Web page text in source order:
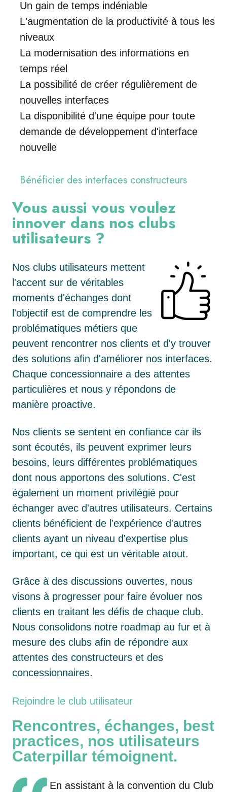
Un gain de temps indéniable
L'augmentation de la productivité à tous les
niveaux
La modernisation des informations en
temps réel
La possibilité de créer régulièrement de
nouvelles interfaces
La disponibilité d'une équipe pour toute
demande de développement d'interface
nouvelle
Bénéficier des interfaces constructeurs
Vous aussi vous voulez
innover dans nos clubs
utilisateurs ?
Nos clubs utilisateurs mettent
l'accent sur de véritables
moments d'échanges dont
l'objectif est de comprendre les
problématiques métiers que
peuvent rencontrer nos clients et d'y trouver
des solutions afin d'améliorer nos interfaces.
Chaque concessionnaire a des attentes
particulières et nous y répondons de
manière proactive.
Nos clients se sentent en confiance car ils
sont écoutés, ils peuvent exprimer leurs
besoins, leurs différentes problématiques
dont nous apportons des solutions. C'est
également un moment privilégié pour
échanger avec d'autres utilisateurs. Certains
clients bénéficient de l'expérience d'autres
clients ayant un niveau d'expertise plus
important, ce qui est un véritable atout.
Grâce à des discussions ouvertes, nous
visons à progresser pour faire évoluer nos
clients en traitant les défis de chaque club.
Nous consolidons notre roadmap au fur et à
mesure des clubs afin de répondre aux
attentes des constructeurs et des
concessionnaires.
Rejoindre le club utilisateur
Rencontres, échanges, best
practices, nos utilisateurs
Caterpillar témoignent.
En assistant à la convention du Club